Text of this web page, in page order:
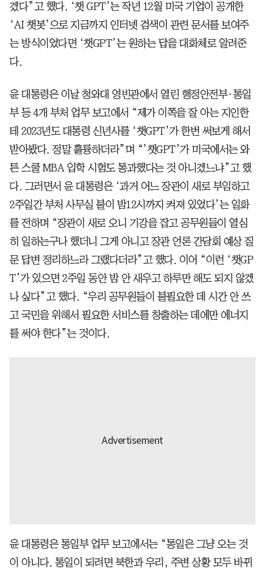
겠다”고 했다. ‘챗 GPT’는 작년 12월 미국 기업이 공개한
‘AI 챗봇’으로 지금까지 인터넷 검색이 관련 문서를 보여주
는 방식이었다면 ‘챗GPT’는 원하는 답을 대화체로 알려준
다.
윤 대통령은 이날 청와대 영빈관에서 열린 행정안전부·통일
부 등 4개 부처 업무 보고에서 “제가 이쪽을 잘 아는 지인한
테 2023년도 대통령 신년사를 ‘챗GPT’가 한번 써보게 해서
받아봤다. 정말 훌륭하더라”며 “’챗GPT’가 미국에서는 와
튼 스쿨 MBA 입학 시험도 통과했다는 것 아니겠느냐”고 했
다. 그러면서 윤 대통령은 ‘과거 어느 장관이 새로 부임하고
2주일간 부처 사무실 불이 밤12시까지 켜져 있었다’는 일화
를 전하며 “장관이 새로 오니 기강을 잡고 공무원들이 열심
히 일하는구나 했더니 그게 아니고 장관 언론 간담회 예상 질
문 답변 정리하느라 그랬다더라”고 했다. 이어 “이런 ‘챗GP
T’가 있으면 2주일 동안 밤 안 새우고 하루만 해도 되지 않겠
나 싶다”고 했다. “우리 공무원들이 불필요한 데 시간 안 쓰
고 국민을 위해서 필요한 서비스를 창출하는 데에만 에너지
를 써야 한다”는 것이다.
윤 대통령은 통일부 업무 보고에서는 “통일은 그냥 오는 것
이 아니다. 통일이 되려면 북한과 우리, 주변 상황 모두 바뀌